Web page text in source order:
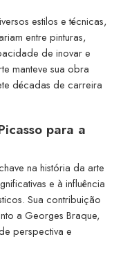
estilos e técnicas,
entre pinturas,
de inovar e
manteve sua obra
décadas de carreira
para a
na história da arte
e à influência
Sua contribuição
a Georges Braque,
perspectiva e